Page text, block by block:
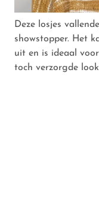
Deze losjes
showstopper. Het
uit en is ideaal
toch verzorgde